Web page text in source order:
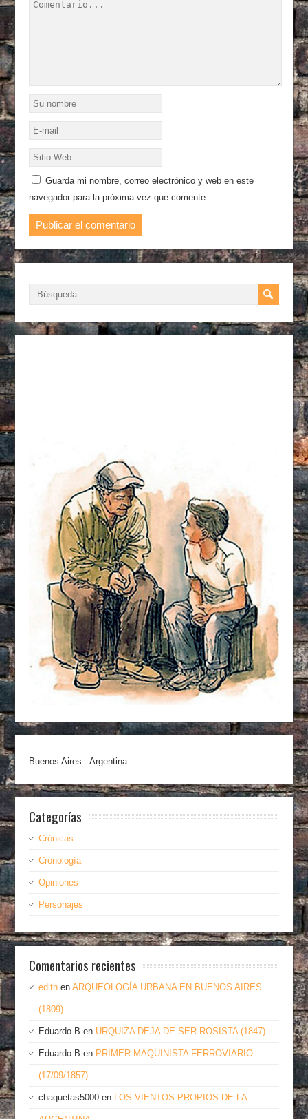
Guarda mi nombre, correo electrónico y web en este
navegador para la próxima vez que comente.
Buenos Aires - Argentina
Categorías
Crónicas
Cronología
Opiniones
Personajes
Comentarios recientes
edith enARQUEOLOGÍA URBANA EN BUENOS AIRES
(1809)
Eduardo B en URQUIZA DEJA DE SER ROSISTA (1847)
Eduardo B en PRIMER MAQUINISTA FERROVIARIO
(17/09/1857)
chaquetas5000 en LOS VIENTOS PROPIOS DE LA